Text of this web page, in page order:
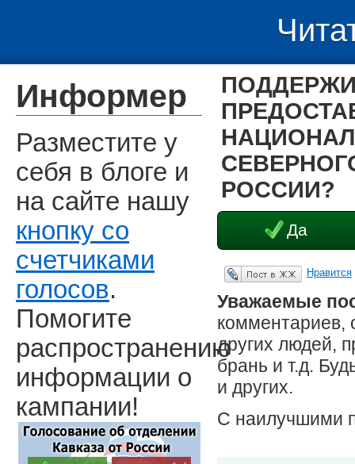
РОССИИ?
Да
Опубликовать в ЖЖ Нравится
Уважаемые
комментариев,
других людей,
брань и т.д.
и других.
С наилучшими
Информер
Разместите у
себя в блоге и
на сайте нашу
кнопку со
счетчиками
голосов.
Помогите
распространению
информации о
кампании!